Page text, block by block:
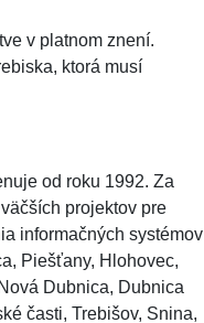
v platnom znení.
ktorá musí
od roku 1992. Za
projektov pre
informačných systémov
Piešťany, Hlohovec,
Dubnica, Dubnica
časti, Trebišov, Snina,